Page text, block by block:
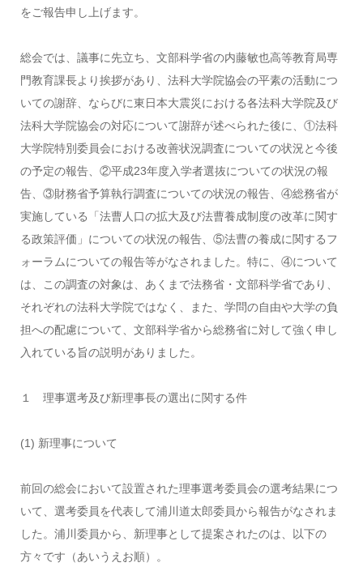
をご報告申し上げます。
総会では、議事に先立ち、文部科学省の内藤敏也高等教育局専
門教育課長より挨拶があり、法科大学院協会の平素の活動につ
いての謝辞、ならびに東日本大震災における各法科大学院及び
法科大学院協会の対応について謝辞が述べられた後に、①法科
大学院特別委員会における改善状況調査についての状況と今後
の予定の報告、②平成23年度入学者選抜についての状況の報
告、③財務省予算執行調査についての状況の報告、④総務省が
実施している「法曹人口の拡大及び法曹養成制度の改革に関す
る政策評価」についての状況の報告、⑤法曹の養成に関するフ
ォーラムについての報告等がなされました。特に、④について
は、この調査の対象は、あくまで法務省・文部科学省であり、
それぞれの法科大学院ではなく、また、学問の自由や大学の負
担への配慮について、文部科学省から総務省に対して強く申し
入れている旨の説明がありました。
１ 理事選考及び新理事長の選出に関する件
(1) 新理事について
前回の総会において設置された理事選考委員会の選考結果につ
いて、選考委員を代表して浦川道太郎委員から報告がなされま
した。浦川委員から、新理事として提案されたのは、以下の
方々です（あいうえお順）。